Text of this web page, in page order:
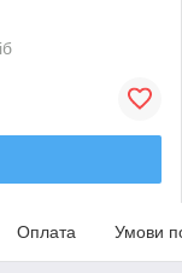
Оплата Умови